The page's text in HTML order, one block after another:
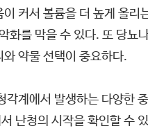
커서 볼륨을 더 높게 올
화를 막을 수 있다. 또 당뇨
약물 선택이 중요하다.
각계에서 발생하는 다양한
난청의 시작을 확인할 수